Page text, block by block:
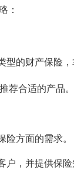
：
的财产保险
荐合适的产品。
方面的需求。
，并提供保险